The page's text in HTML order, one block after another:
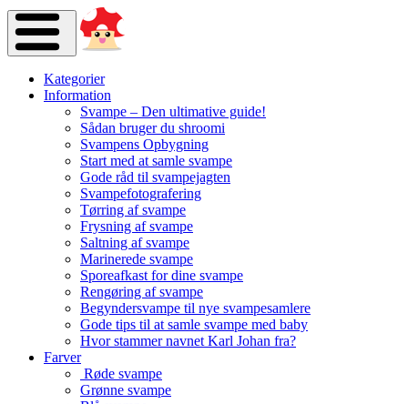
Kategorier
Information
Svampe – Den ultimative guide!
Sådan bruger du shroomi
Svampens Opbygning
Start med at samle svampe
Gode råd til svampejagten
Svampefotografering
Tørring af svampe
Frysning af svampe
Saltning af svampe
Marinerede svampe
Sporeafkast for dine svampe
Rengøring af svampe
Begyndersvampe til nye svampesamlere
Gode tips til at samle svampe med baby
Hvor stammer navnet Karl Johan fra?
Farver
Røde svampe
Grønne svampe